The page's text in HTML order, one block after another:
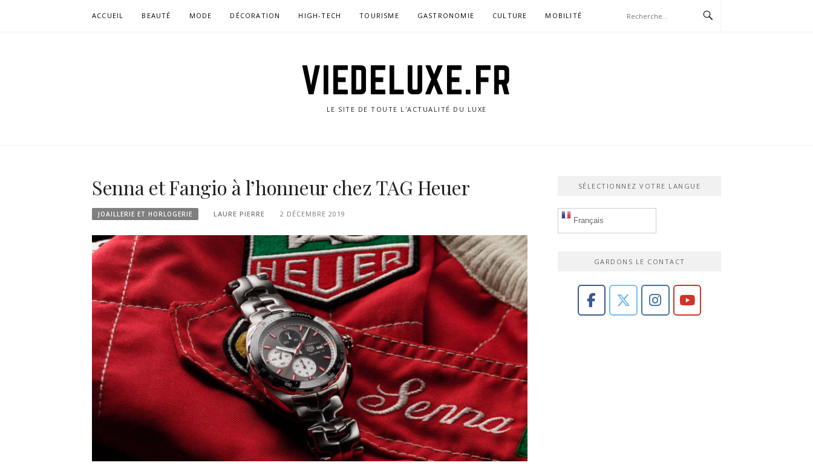
ACCUEIL BEAUTÉ MODE DÉCORATION HIGH-TECH TOURISME GASTRONOMIE CULTURE MOBILITÉ
VIEDELUXE.FR
LE SITE DE TOUTE L'ACTUALITÉ DU LUXE
Senna et Fangio à l’honneur chez TAG Heuer
JOAILLERIE ET HORLOGERIE LAURE PIERRE 2 DÉCEMBRE 2019
SÉLECTIONNEZ VOTRE LANGUE
Français
GARDONS LE CONTACT